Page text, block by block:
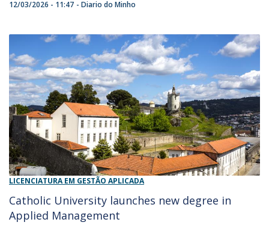
12/03/2026 - 11:47 Diario do Minho
LICENCIATURA EM GESTÃO APLICADA
Catholic University launches new degree in
Applied Management